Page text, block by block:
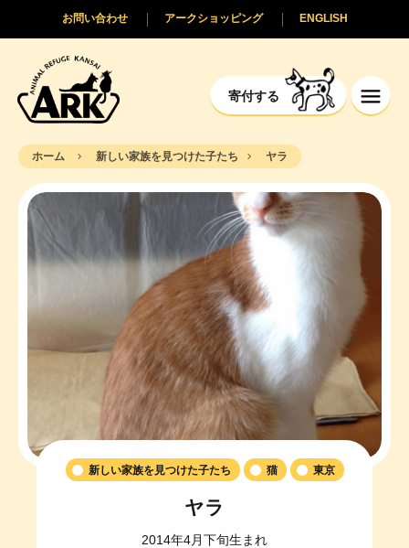
寄付する
ENGLISH
アークショッピング
お問い合わせ
ホーム 新しい家族を見つけた子たち ヤラ
新しい家族を見つけた子たち 猫 東京
ヤラ
2014年4月下旬生まれ